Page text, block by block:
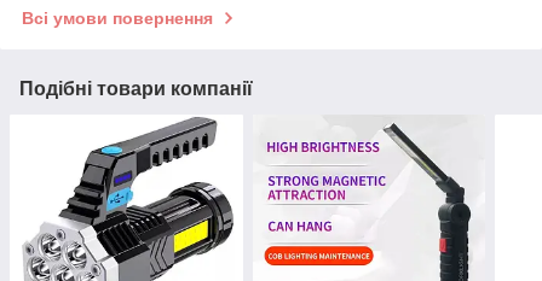
Всі умови повернення
Подібні товари компанії